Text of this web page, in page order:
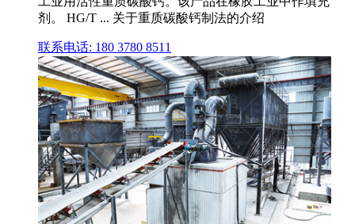
剂。 HG/T ... 关于重质碳酸钙制法的介绍
联系电话: 180 3780 8511